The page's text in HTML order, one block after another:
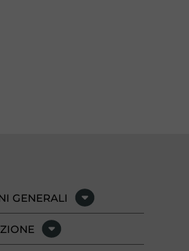
GENERALI